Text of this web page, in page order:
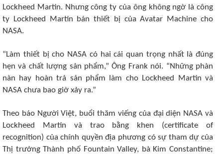
Lockheed Martin. Nhưng công ty của ông không ngờ là công
ty Lockheed Martin bán thiết bị của Avatar Machine cho
NASA.
“Làm thiết bị cho NASA có hai cái quan trọng nhất là đúng
hẹn và chất lượng sản phẩm,” Ông Frank nói. “Những phàn
nàn hay hoàn trả sản phẩm làm cho Lockheed Martin và
NASA chưa bao giờ xảy ra.”
Theo báo Người Việt, buổi thăm viếng của đại diện NASA và
Lockheed Martin và trao bằng khen (certificate of
recognition) của chính quyền địa phương có sự tham dự của
Thị trưởng Thành phố Fountain Valley, bà Kim Constantine;